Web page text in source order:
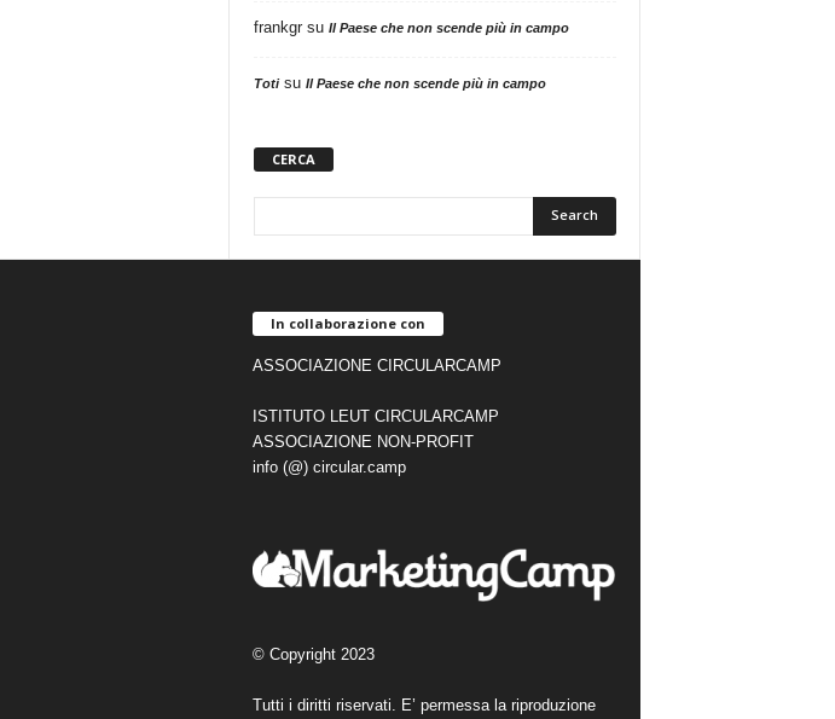
frankgrsu Il Paese che non scende più in campo
Totisu Il Paese che non scende più in campo
CERCA
In collaborazione con
ASSOCIAZIONE CIRCULARCAMP
ISTITUTO LEUT CIRCULARCAMP
ASSOCIAZIONE NON-PROFIT
info (@) circular.camp
© Copyright 2023
Tutti i diritti riservati. E’ permessa la riproduzione